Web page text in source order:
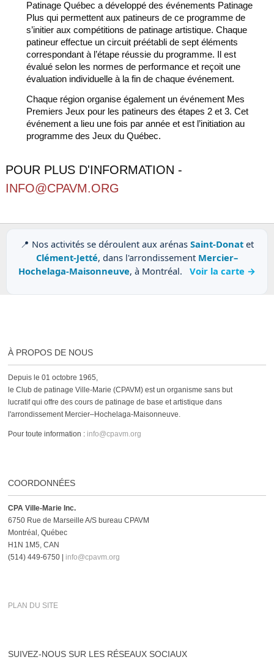
Patinage Québec a développé des événements Patinage
Plus qui permettent aux patineurs de ce programme de
s’initier aux compétitions de patinage artistique. Chaque
patineur effectue un circuit préétabli de sept éléments
correspondant à l’étape réussie du programme. Il est
évalué selon les normes de performance et reçoit une
évaluation individuelle à la fin de chaque événement.
Chaque région organise également un événement Mes
Premiers Jeux pour les patineurs des étapes 2 et 3. Cet
événement a lieu une fois par année et est l’initiation au
programme des Jeux du Québec.
POUR PLUS D'INFORMATION -
INFO@CPAVM.ORG
📍 Nos activités se déroulent aux arénas Saint-Donat et
Clément-Jetté, dans l'arrondissement Mercier–
Hochelaga-Maisonneuve, à Montréal. Voir la carte →
À PROPOS DE NOUS
Depuis le 01 octobre 1965,
le Club de patinage Ville-Marie (CPAVM) est un organisme sans but
lucratif qui offre des cours de patinage de base et artistique dans
l'arrondissement Mercier–Hochelaga-Maisonneuve.
Pour toute information : info@cpavm.org
COORDONNÉES
CPA Ville-Marie Inc.
6750 Rue de Marseille A/S bureau CPAVM
Montréal, Québec
H1N 1M5, CAN
(514) 449-6750 | info@cpavm.org
PLAN DU SITE
SUIVEZ-NOUS SUR LES RÉSEAUX SOCIAUX